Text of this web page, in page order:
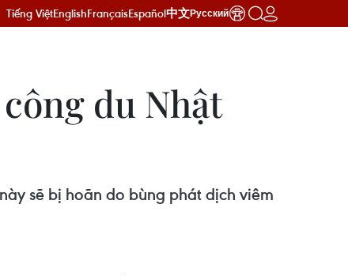
Tiếng ViệtEnglishFrançaisEspañol中文Русский
du Nhật
sẽ bị hoãn do bùng phát dịch viêm